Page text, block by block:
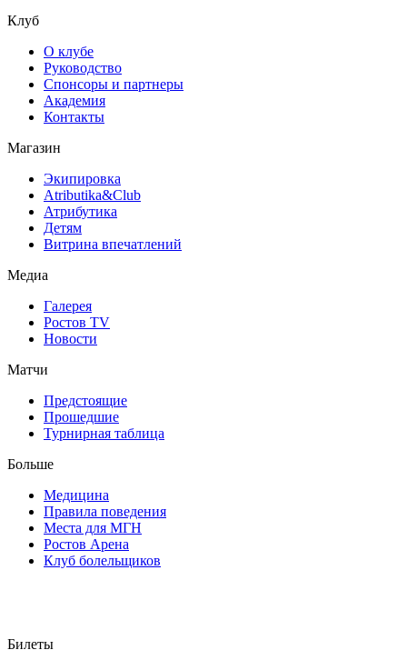
Клуб
О клубе
Руководство
Спонсоры и партнеры
Академия
Контакты
Магазин
Экипировка
Atributika&Club
Атрибутика
Детям
Витрина впечатлений
Медиа
Галерея
Ростов TV
Новости
Матчи
Предстоящие
Прошедшие
Турнирная таблица
Больше
Медицина
Правила поведения
Места для МГН
Ростов Арена
Клуб болельщиков
Билеты